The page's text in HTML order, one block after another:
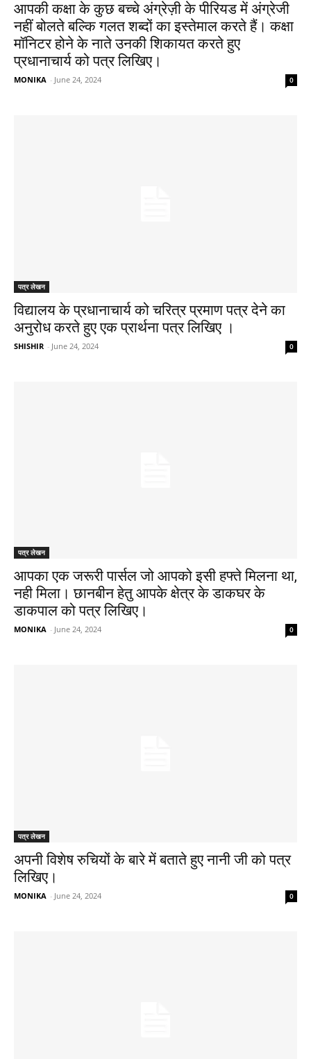
आपकी कक्षा के कुछ बच्चे अंग्रेज़ी के पीरियड में अंग्रेजी
नहीं बोलते बल्कि गलत शब्दों का इस्तेमाल करते हैं। कक्षा
मॉनिटर होने के नाते उनकी शिकायत करते हुए
प्रधानाचार्य को पत्र लिखिए।
MONIKA - June 24, 2024 0
पत्र लेखन
विद्यालय के प्रधानाचार्य को चरित्र प्रमाण पत्र देने का
अनुरोध करते हुए एक प्रार्थना पत्र लिखिए ।
SHISHIR - June 24, 2024 0
पत्र लेखन
आपका एक जरूरी पार्सल जो आपको इसी हफ्ते मिलना था,
नही मिला। छानबीन हेतु आपके क्षेत्र के डाकघर के
डाकपाल को पत्र लिखिए।
MONIKA - June 24, 2024 0
पत्र लेखन
अपनी विशेष रुचियों के बारे में बताते हुए नानी जी को पत्र
लिखिए।
MONIKA - June 24, 2024 0